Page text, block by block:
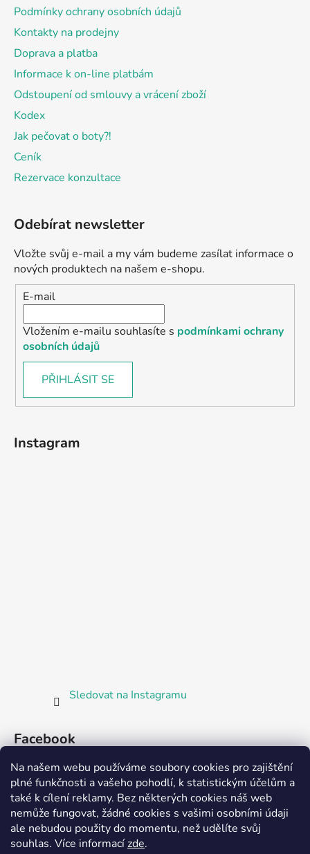
Na našem webu používáme soubory cookies pro zajištění
plné funkčnosti a vašeho pohodlí, k statistickým účelům a
také k cílení reklamy. Bez některých cookies náš web
nemůže fungovat, žádné cookies s vašimi osobními údaji
ale nebudou použity do momentu, než udělíte svůj
souhlas. Více informacízde.
Podmínky ochrany osobních údajů
Kontakty na prodejny
Doprava a platba
Informace k on-line platbám
Odstoupení od smlouvy a vrácení zboží
Kodex
Jak pečovat o boty?!
Ceník
Rezervace konzultace
Odebírat newsletter
Vložte svůj e-mail a my vám budeme zasílat informace o
nových produktech na našem e-shopu.
E-mail
Vložením e-mailu souhlasíte s podmínkami ochrany
osobních údajů
PŘIHLÁSIT SE
Instagram
Sledovat na Instagramu
Facebook
Partnerská prodejna Barefoot Plzeň